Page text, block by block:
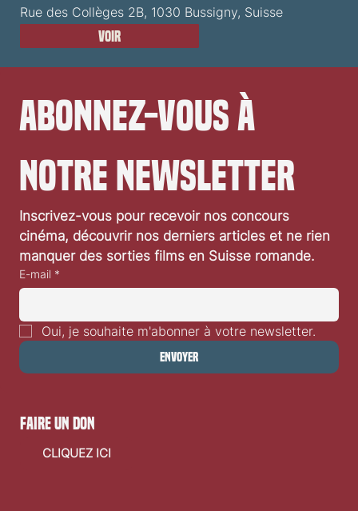
Rue des Collèges 2B, 1030 Bussigny, Suisse
Voir
Abonnez-vous à
notre newsletter
Inscrivez-vous pour recevoir nos concours
cinéma, découvrir nos derniers articles et ne rien
manquer des sorties films en Suisse romande.
E-mail *
Oui, je souhaite m'abonner à votre newsletter.
Envoyer
faire un don
CLIQUEZ ICI